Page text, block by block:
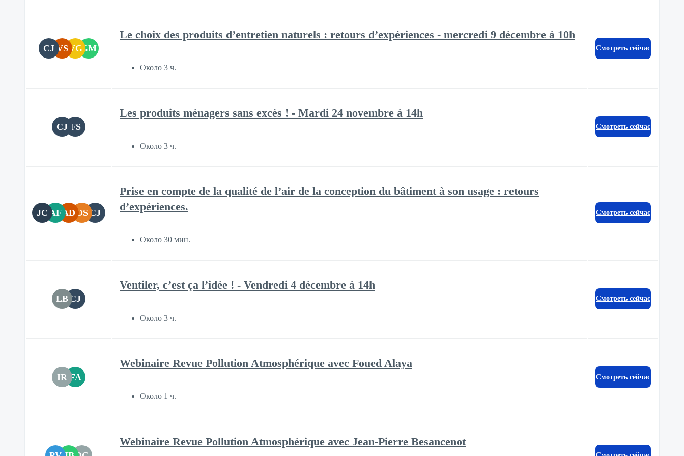
CJ VS VGGM
Le choix des produits d’entretien naturels : retours d’expériences - mercredi 9 décembre à 10h
Около 3 ч.
Смотреть сейчас
CJ FS
Les produits ménagers sans excès ! - Mardi 24 novembre à 14h
Около 3 ч.
Смотреть сейчас
JC AF AD OS CJ
Prise en compte de la qualité de l’air de la conception du bâtiment à son usage : retours
d’expériences.
Около 30 мин.
Смотреть сейчас
LB CJ
Ventiler, c’est ça l’idée ! - Vendredi 4 décembre à 14h
Около 3 ч.
Смотреть сейчас
IR FA
Webinaire Revue Pollution Atmosphérique avec Foued Alaya
Около 1 ч.
Смотреть сейчас
Webinaire Revue Pollution Atmosphérique avec Jean-Pierre Besancenot